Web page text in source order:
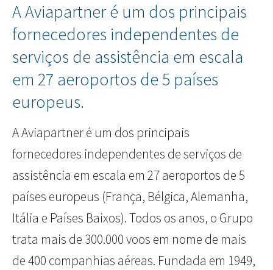
A Aviapartner é um dos principais
fornecedores independentes de
serviços de assistência em escala
em 27 aeroportos de 5 países
europeus.
A Aviapartner é um dos principais
fornecedores independentes de serviços de
assistência em escala em 27 aeroportos de 5
países europeus (França, Bélgica, Alemanha,
Itália e Países Baixos). Todos os anos, o Grupo
trata mais de 300.000 voos em nome de mais
de 400 companhias aéreas. Fundada em 1949,